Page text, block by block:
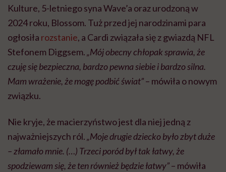
Kulture, 5-letniego syna Wave’a oraz urodzoną w
2024 roku, Blossom. Tuż przed jej narodzinami para
ogłosiła rozstanie, a Cardi związała się z gwiazdą NFL
Stefonem Diggsem.„Mój obecny chłopak sprawia, że
czuję się bezpieczna, bardzo pewna siebie i bardzo silna.
Mam wrażenie, że mogę podbić świat”– mówiła o nowym
związku.
Nie kryje, że macierzyństwo jest dla niej jedną z
najważniejszych ról.„Moje drugie dziecko było zbyt duże
– złamało mnie. (…) Trzeci poród był tak łatwy, że
spodziewam się, że ten również będzie łatwy”– mówiła